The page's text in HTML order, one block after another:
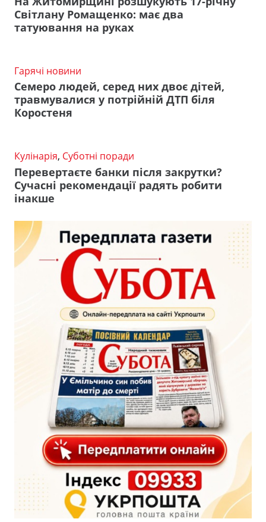
Світлану Ромащенко: має два
татуювання на руках
Гарячі новини
Семеро людей, серед них двоє дітей,
травмувалися у потрійній ДТП біля
Коростеня
Кулінарія, Суботні поради
Перевертаєте банки після закрутки?
Сучасні рекомендації радять робити
інакше